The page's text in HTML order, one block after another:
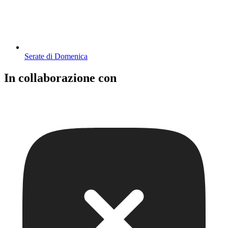
Serate di Domenica
In collaborazione con